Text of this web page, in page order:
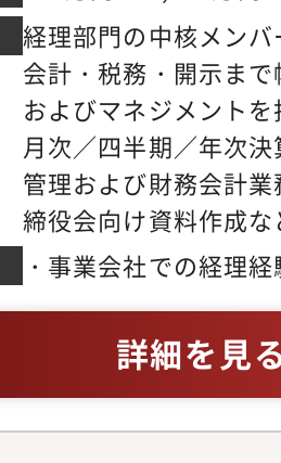
経理部門の中核メン
会計・税務・開示ま
およびマネジメント
月次／四半期／年次
管理および財務会計
締役会向け資料作成
務申告、税金計算お
問税理士との折衝・
営層へのレポーティ
ネジメントおよび経
・事業会社での経理
メント経験詳細を見